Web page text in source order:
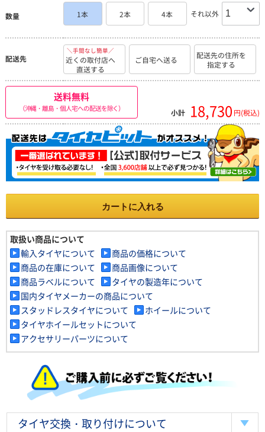
数量 1本 2本 4本 それ以外
配送先
＼手間なし簡単／
近くの取付店へ
直送する
ご自宅へ送る
配送先の住所を
指定する
送料無料
（沖縄・離島・個人宅への配送を除く） 小計 18,730 円(税込)
カートに入れる
取扱い商品について
輸入タイヤについて
商品の価格について
商品の在庫について
商品画像について
商品ラベルについて
タイヤの製造年について
国内タイヤメーカーの商品について
スタッドレスタイヤについて
ホイールについて
タイヤホイールセットについて
アクセサリーパーツについて
タイヤ交換・取り付けについて